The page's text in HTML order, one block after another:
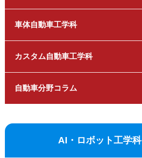
車体自動車工学科
カスタム自動車工学科
自動車分野コラム
AI・ロボット工学科